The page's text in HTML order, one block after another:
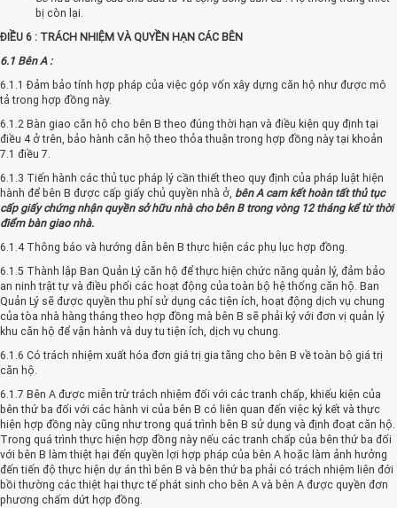
bị còn lại.
ĐIỀU 6 : TRÁCH NHIỆM VÀ QUYỀN HẠN CÁC BÊN
6.1 Bên A :
6.1.1 Đảm bảo tính hợp pháp của việc góp vốn xây dựng căn hộ như được mô
tả trong hợp đồng này.
6.1.2 Bàn giao căn hộ cho bên B theo đúng thời hạn và điều kiện quy định tại
điều 4 ở trên, bảo hành căn hộ theo thỏa thuận trong hợp đồng này tại khoản
7.1 điều 7.
6.1.3 Tiến hành các thủ tục pháp lý cần thiết theo quy định của pháp luật hiện
hành để bên B được cấp giấy chủ quyền nhà ở, bên A cam kết hoàn tất thủ tục
cấp giấy chứng nhận quyền sở hữu nhà cho bên B trong vòng 12 tháng kể từ thời
điểm bàn giao nhà.
6.1.4 Thông báo và hướng dẫn bên B thực hiện các phụ lục hợp đồng.
6.1.5 Thành lập Ban Quản Lý căn hộ để thực hiện chức năng quản lý, đảm bảo
an ninh trật tự và điều phối các hoạt động của toàn bộ hệ thống căn hộ. Ban
Quản Lý sẽ được quyền thu phí sử dụng các tiện ích, hoạt động dịch vụ chung
của tòa nhà hàng tháng theo hợp đồng mà bên B sẽ phải ký với đơn vị quản lý
khu căn hộ để vận hành và duy tu tiện ích, dịch vụ chung.
6.1.6 Có trách nhiệm xuất hóa đơn giá trị gia tăng cho bên B về toàn bộ giá trị
căn hộ.
6.1.7 Bên A được miễn trừ trách nhiệm đối với các tranh chấp, khiếu kiện của
bên thứ ba đối với các hành vi của bên B có liên quan đến việc ký kết và thực
hiện hợp đồng này cũng như trong quá trình bên B sử dụng và định đoạt căn hộ.
Trong quá trình thực hiện hợp đồng này nếu các tranh chấp của bên thứ ba đối
với bên B làm thiệt hại đến quyền lợi hợp pháp của bên A hoặc làm ảnh hưởng
đến tiến độ thực hiện dự án thì bên B và bên thứ ba phải có trách nhiệm liên đới
bồi thường các thiệt hại thực tế phát sinh cho bên A và bên A được quyền đơn
phương chấm dứt hợp đồng.